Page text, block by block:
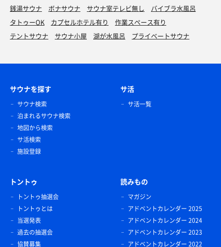
銭湯サウナ
ボナサウナ サウナ室テレビ無し
バイブラ水風呂
タトゥーOK
カプセルホテル有り
作業スペース有り
テントサウナ
サウナ小屋 湖が水風呂 プライベートサウナ
サウナを探す
サウナ検索
泊まれるサウナ検索
地図から検索
サ活検索
施設登録
サ活
サ活一覧
トントゥ
トントゥ抽選会
トントゥとは
当選発表
過去の抽選会
協賛募集
読みもの
マガジン
アドベントカレンダー 2025
アドベントカレンダー 2024
アドベントカレンダー 2023
アドベントカレンダー 2022